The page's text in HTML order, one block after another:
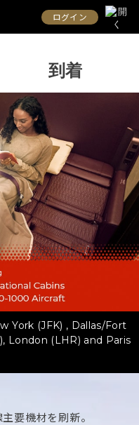
ログイン
到着
York (JFK) , Dallas/Fort
London (LHR) and Paris
要機材を刷新。